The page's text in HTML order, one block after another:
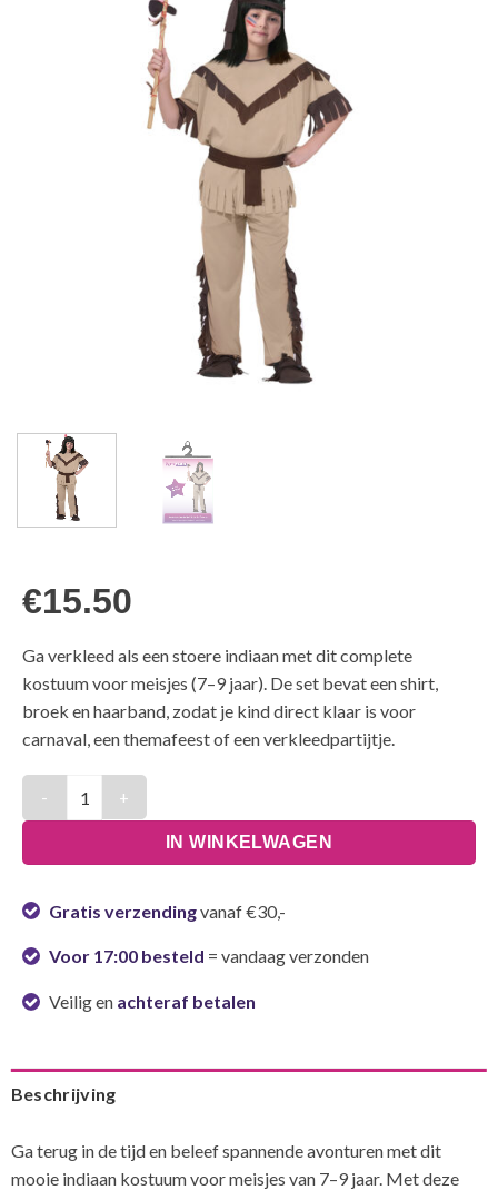
€15.50
Ga verkleed als een stoere indiaan met dit complete
kostuum voor meisjes (7–9 jaar). De set bevat een shirt,
broek en haarband, zodat je kind direct klaar is voor
carnaval, een themafeest of een verkleedpartijtje.
IN WINKELWAGEN
Gratis verzendingvanaf €30,-
Voor 17:00 besteld = vandaag verzonden
Veilig en achteraf betalen
Beschrijving
Ga terug in de tijd en beleef spannende avonturen met dit
mooie indiaan kostuum voor meisjes van 7–9 jaar. Met deze